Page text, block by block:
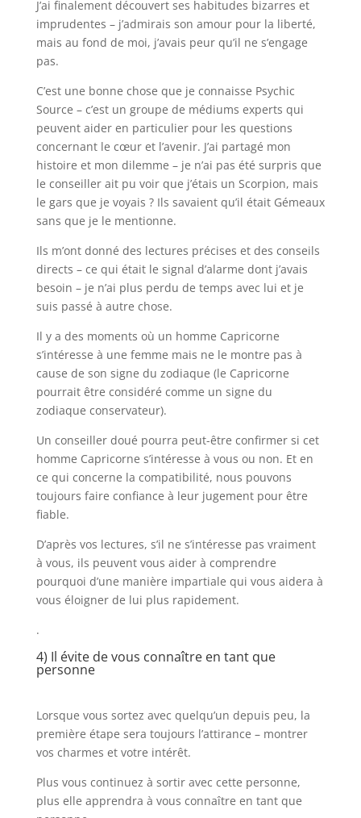
J’ai finalement découvert ses habitudes bizarres et
imprudentes – j’admirais son amour pour la liberté,
mais au fond de moi, j’avais peur qu’il ne s’engage
pas.
C’est une bonne chose que je connaisse Psychic
Source – c’est un groupe de médiums experts qui
peuvent aider en particulier pour les questions
concernant le cœur et l’avenir. J’ai partagé mon
histoire et mon dilemme – je n’ai pas été surpris que
le conseiller ait pu voir que j’étais un Scorpion, mais
le gars que je voyais ? Ils savaient qu’il était Gémeaux
sans que je le mentionne.
Ils m’ont donné des lectures précises et des conseils
directs – ce qui était le signal d’alarme dont j’avais
besoin – je n’ai plus perdu de temps avec lui et je
suis passé à autre chose.
Il y a des moments où un homme Capricorne
s’intéresse à une femme mais ne le montre pas à
cause de son signe du zodiaque (le Capricorne
pourrait être considéré comme un signe du
zodiaque conservateur).
Un conseiller doué pourra peut-être confirmer si cet
homme Capricorne s’intéresse à vous ou non. Et en
ce qui concerne la compatibilité, nous pouvons
toujours faire confiance à leur jugement pour être
fiable.
D’après vos lectures, s’il ne s’intéresse pas vraiment
à vous, ils peuvent vous aider à comprendre
pourquoi d’une manière impartiale qui vous aidera à
vous éloigner de lui plus rapidement.
.
4) Il évite de vous connaître en tant que
personne
Lorsque vous sortez avec quelqu’un depuis peu, la
première étape sera toujours l’attirance – montrer
vos charmes et votre intérêt.
Plus vous continuez à sortir avec cette personne,
plus elle apprendra à vous connaître en tant que